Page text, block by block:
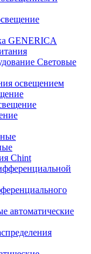
GENERICA
Световые
освещением
Chint
автоматические